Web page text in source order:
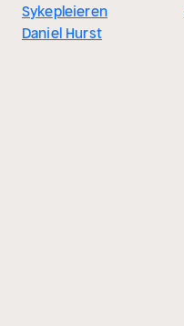
Sykepleieren
Daniel Hurst